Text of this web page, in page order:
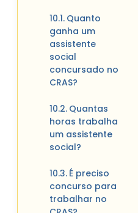
Quanto
ganha um
assistente
social
concursado no
CRAS?
Quantas
horas trabalha
um assistente
social?
É preciso
concurso para
trabalhar no